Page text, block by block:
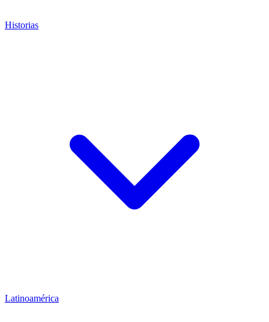
Historias
Latinoamérica